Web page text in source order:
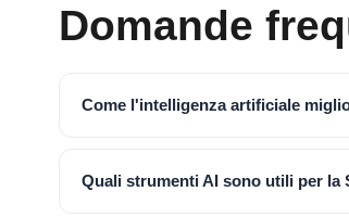
Domande
Come l'intelligenza artificiale
Quali strumenti AI sono utili per la